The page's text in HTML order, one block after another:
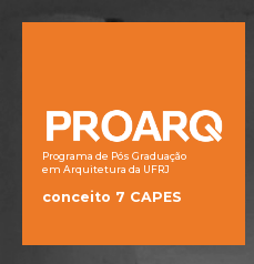
Programa de Pós Graduação
em Arquitetura da UFRJ
conceito 7 CAPES